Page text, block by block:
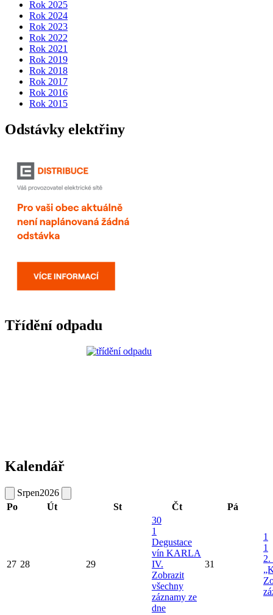
Rok 2025
Rok 2024
Rok 2023
Rok 2022
Rok 2021
Rok 2019
Rok 2018
Rok 2017
Rok 2016
Rok 2015
Odstávky elektřiny
Třídění odpadu
Kalendář
Srpen2026
Po
Út St Čt Pá
27 28 29
30
1
Degustace
vín KARLA
IV.
Zobrazit
všechny
záznamy ze
dne
31
1
1
2.